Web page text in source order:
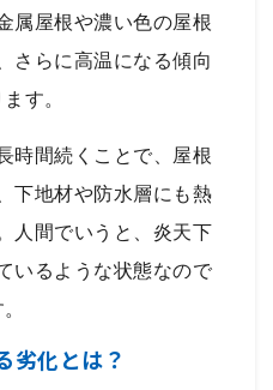
属屋根や濃い色の屋根
さらに高温になる傾向
す。
時間続くことで、屋根
下地材や防水層にも熱
人間でいうと、炎天下
いるような状態なので
劣化とは？